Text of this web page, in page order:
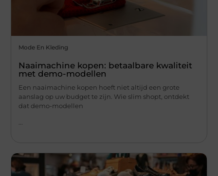
Mode En Kleding
Naaimachine kopen: betaalbare kwaliteit
met demo-modellen
Een naaimachine kopen hoeft niet altijd een grote
aanslag op uw budget te zijn. Wie slim shopt, ontdekt
dat demo-modellen